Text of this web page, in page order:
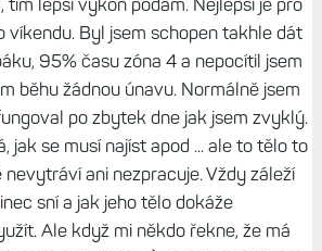
06:56
a jak je jeho tělo efektivní. Já
v pracovním týdnu na snídani jen 80g
a tuků. Oběd nemám a v 15h
volně běh nebo klidně interval
A další jídlo je až večeře, kdy
zase hodně bílkovin a tuků.